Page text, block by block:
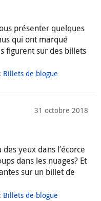
présenter quelques
qui ont marqué
figurent sur des billets
: Billets de blogue
31 octobre 2018
yeux dans l’écorce
dans les nuages? Et
sur un billet de
: Billets de blogue